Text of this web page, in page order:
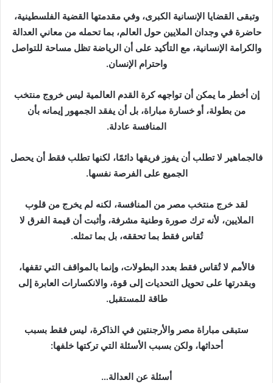
وتبقى القضايا الإنسانية الكبرى، وفي مقدمتها القضية الفلسطينية،
حاضرة في وجدان الملايين حول العالم، بما تحمله من معاني العدالة
والكرامة الإنسانية، مع التأكيد على أن الرياضة تظل مساحة للتواصل
واحترام الإنسان.
إن أخطر ما يمكن أن تواجهه كرة القدم العالمية ليس خروج منتخب
من بطولة، أو خسارة مباراة، بل أن يفقد الجمهور إيمانه بأن
المنافسة عادلة.
فالجماهير لا تطلب أن يفوز فريقها دائمًا، لكنها تطلب فقط أن يحصل
الجميع على الفرصة نفسها.
لقد خرج منتخب مصر من المنافسة، لكنه لم يخرج من قلوب
الملايين، لأنه ترك صورة وطنية مشرفة، وأثبت أن قيمة الفرق لا
تُقاس فقط بما تحققه، بل بما تمثله.
فالأمم لا تُقاس فقط بعدد البطولات، وإنما بالمواقف التي تقفها،
وبقدرتها على تحويل التحديات إلى قوة، والانكسارات العابرة إلى
طاقة للمستقبل.
ستبقى مباراة مصر والأرجنتين في الذاكرة، ليس فقط بسبب
أحداثها، ولكن بسبب الأسئلة التي تركتها خلفها:
أسئلة عن العدالة…